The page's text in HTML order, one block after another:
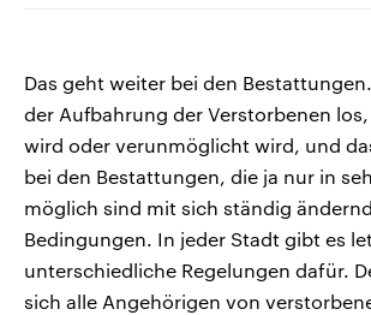
Das geht weiter bei den
der Aufbahrung der Verstorbenen
wird oder verunmöglicht wird, und
bei den Bestattungen, die ja nur in
möglich sind mit sich ständig
Bedingungen. In jeder Stadt gibt es
unterschiedliche Regelungen dafür.
sich alle Angehörigen von